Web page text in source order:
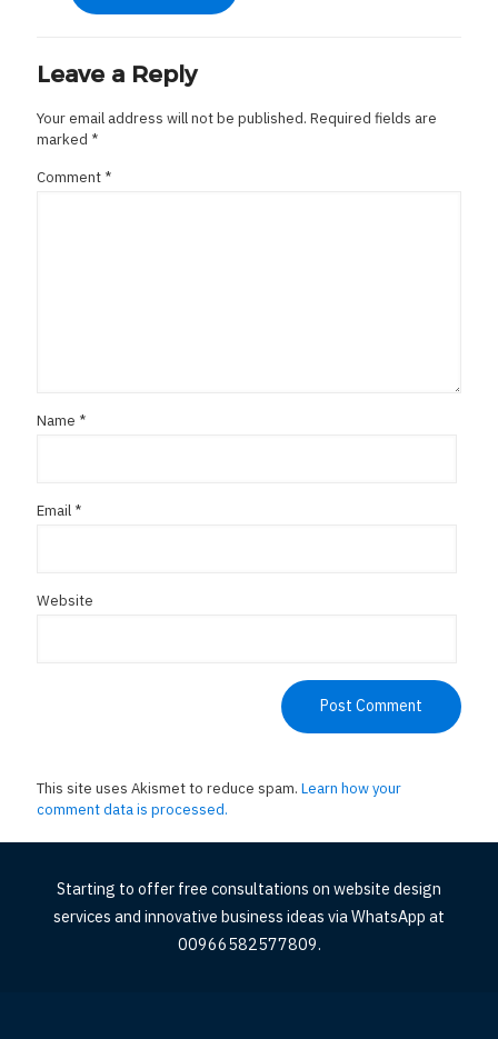
Leave a Reply
Your email address will not be published. Required fields are
marked *
Comment *
Name *
Email *
Website
This site uses Akismet to reduce spam. Learn how your
comment data is processed.
Starting to offer free consultations on website design
services and innovative business ideas via WhatsApp at
00966582577809.